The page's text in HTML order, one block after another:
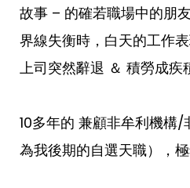
故事 – 的確若職場中的朋
界線失衡時，白天的工作
上司突然辭退 ＆ 積勞成疾
10多年的 兼顧非牟利機構
為我後期的自選天職），